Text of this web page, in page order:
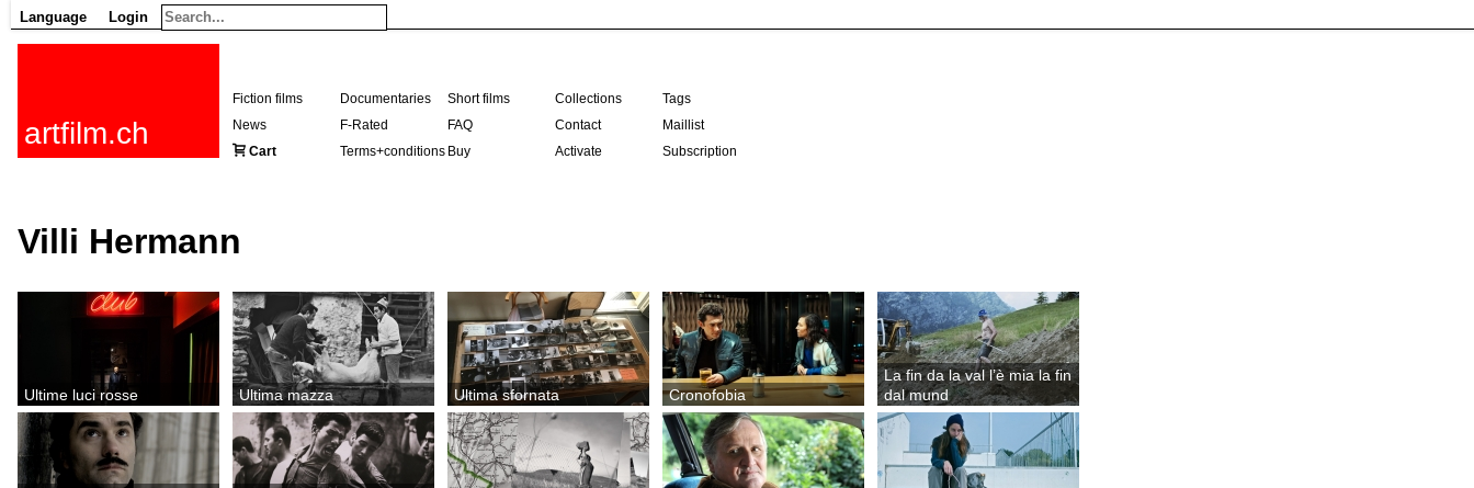
Language Login
artfilm.ch
Fiction films Documentaries Short films Collections
Tags
News
F-Rated FAQ Contact
Maillist
Cart
Terms+conditions Buy Activate Subscription
Villi Hermann
Ultime luci rosse Ultima mazza Ultima sfornata Cronofobia
La fin da la val l’è mia la fin
dal mund